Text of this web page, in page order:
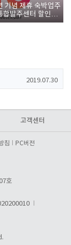
기념 제휴 숙박업주
합발주센터 할인쿠
2019.07.30
고객센터
침 PC버전
호